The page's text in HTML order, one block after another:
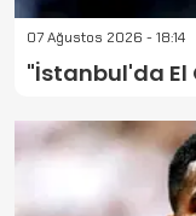
07 Ağustos 2026 - 18:14
"İstanbul'da